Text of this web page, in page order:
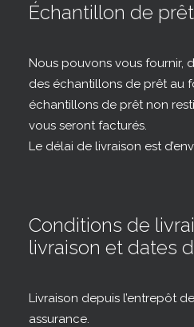
Échantillon de prêt
Nous pouvons vous fournir,
des échantillons de prêt au
échantillons de prêt non
vous seront facturés.
Le délai de livraison est
Conditions de
livraison et dates
Livraison depuis l’entrepôt
assurance.